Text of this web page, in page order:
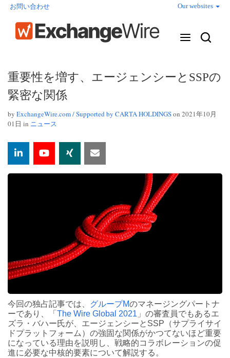
お問い合わせ Our websites
重要性を増す、エージェンシーとSSPの
緊密な関係
by ExchangeWire.com / Supported by CARTA HOLDINGSon 2021年10月
01日 in ニュース
今回の独占記事では、 グループMのマネージングパートナ
ーであり、「 The Wire Global 2021 」の審査員でもあるエ
ズラ・バハー氏が、エージェンシーとSSP（サプライサイ
ドプラットフォーム）の強固な関係がかつてないほど重要
になっている理由を説明し、戦略的コラボレーションの促
進に必要な中核的要素について解説する。